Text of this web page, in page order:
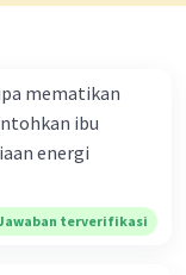
mematikan
ibu
energi
terverifikasi